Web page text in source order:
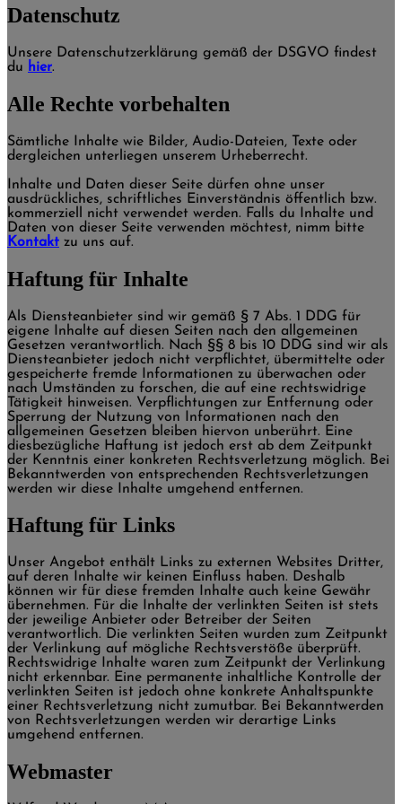
Datenschutz
Unsere Datenschutzerklärung gemäß der DSGVO findest
du hier.
Alle Rechte vorbehalten
Sämtliche Inhalte wie Bilder, Audio-Dateien, Texte oder
dergleichen unterliegen unserem Urheberrecht.
Inhalte und Daten dieser Seite dürfen ohne unser
ausdrückliches, schriftliches Einverständnis öffentlich bzw.
kommerziell nicht verwendet werden. Falls du Inhalte und
Daten von dieser Seite verwenden möchtest, nimm bitte
Kontakt zu uns auf.
Haftung für Inhalte
Als Diensteanbieter sind wir gemäß § 7 Abs. 1 DDG für
eigene Inhalte auf diesen Seiten nach den allgemeinen
Gesetzen verantwortlich. Nach §§ 8 bis 10 DDG sind wir als
Diensteanbieter jedoch nicht verpflichtet, übermittelte oder
gespeicherte fremde Informationen zu überwachen oder
nach Umständen zu forschen, die auf eine rechtswidrige
Tätigkeit hinweisen. Verpflichtungen zur Entfernung oder
Sperrung der Nutzung von Informationen nach den
allgemeinen Gesetzen bleiben hiervon unberührt. Eine
diesbezügliche Haftung ist jedoch erst ab dem Zeitpunkt
der Kenntnis einer konkreten Rechtsverletzung möglich. Bei
Bekanntwerden von entsprechenden Rechtsverletzungen
werden wir diese Inhalte umgehend entfernen.
Haftung für Links
Unser Angebot enthält Links zu externen Websites Dritter,
auf deren Inhalte wir keinen Einfluss haben. Deshalb
können wir für diese fremden Inhalte auch keine Gewähr
übernehmen. Für die Inhalte der verlinkten Seiten ist stets
der jeweilige Anbieter oder Betreiber der Seiten
verantwortlich. Die verlinkten Seiten wurden zum Zeitpunkt
der Verlinkung auf mögliche Rechtsverstöße überprüft.
Rechtswidrige Inhalte waren zum Zeitpunkt der Verlinkung
nicht erkennbar. Eine permanente inhaltliche Kontrolle der
verlinkten Seiten ist jedoch ohne konkrete Anhaltspunkte
einer Rechtsverletzung nicht zumutbar. Bei Bekanntwerden
von Rechtsverletzungen werden wir derartige Links
umgehend entfernen.
Webmaster